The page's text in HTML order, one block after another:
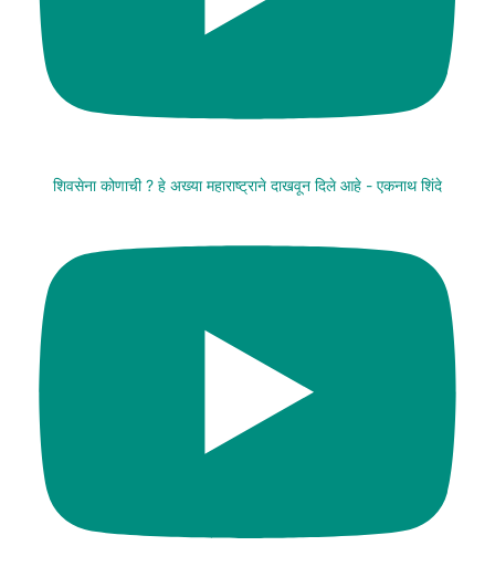
शिवसेना कोणाची ? हे अख्या महाराष्ट्राने दाखवून दिले आहे - एकनाथ शिंदे